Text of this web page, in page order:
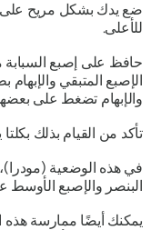
ضع يدك بشكل مريح على
للأعلى.
حافظ على إصبع السبابة
الإصبع المتبقي والإبهام
والإبهام تضغط على
تأكد من القيام بذلك بكلتا
في هذهالوضعية (مودرا) ،
البنصر والإصبع الأوسط
يمكنك أيضًا ممارسة هذه